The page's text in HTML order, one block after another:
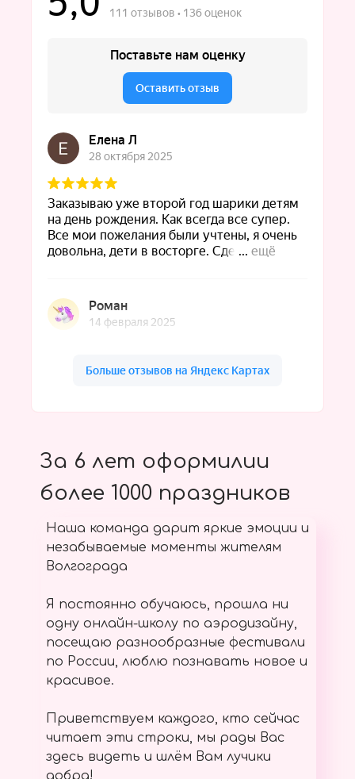
За 6 лет оформилии
более 1000 праздников
Наша команда дарит яркие эмоции и
незабываемые моменты жителям
Волгограда
Я постоянно обучаюсь, прошла ни
одну онлайн-школу по аэродизайну,
посещаю разнообразные фестивали
по России, люблю познавать новое и
красивое.
Приветствуем каждого, кто сейчас
читает эти строки, мы рады Вас
здесь видеть и шлём Вам лучики
добра!